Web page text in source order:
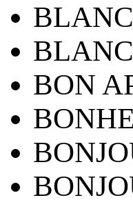
BLANC
BON